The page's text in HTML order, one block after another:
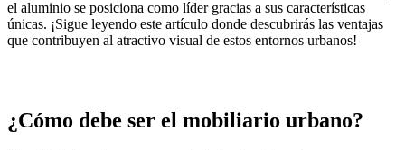
el aluminio se posiciona como líder gracias a sus características
únicas. ¡Sigue leyendo este artículo donde descubrirás las ventajas
que contribuyen al atractivo visual de estos entornos urbanos!
¿Cómo debe ser el mobiliario urbano?